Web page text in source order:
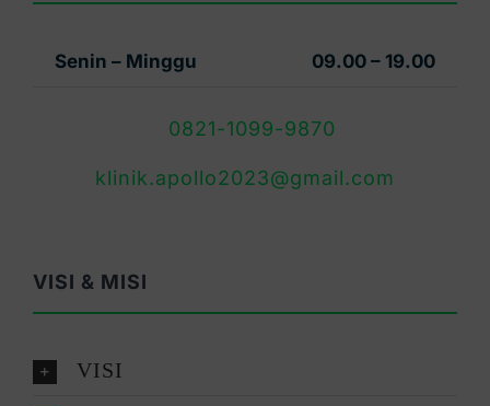
Senin – Minggu 09.00 – 19.00
0821-1099-9870
klinik.apollo2023@gmail.com
VISI & MISI
VISI